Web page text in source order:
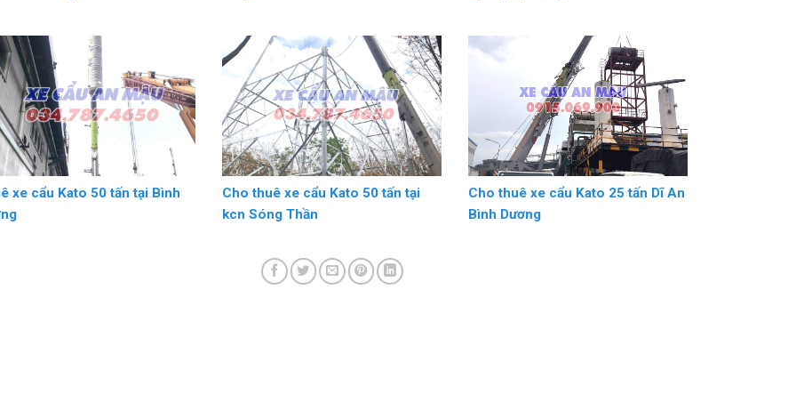
xe cẩu Kato 50 tấn tại Bình
Cho thuê xe cẩu Kato 50 tấn tại
kcn Sóng Thần
Cho thuê xe cẩu Kato 25 tấn Dĩ An
Bình Dương